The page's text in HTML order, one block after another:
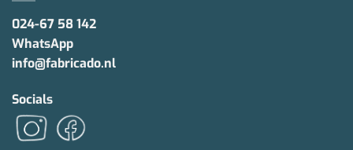
024-67 58 142
WhatsApp
info@fabricado.nl
Socials